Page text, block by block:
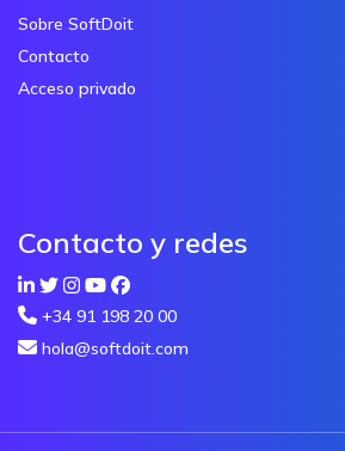
Sobre SoftDoit
Contacto
Acceso privado
Contacto y redes
+34 91 198 20 00
hola@softdoit.com